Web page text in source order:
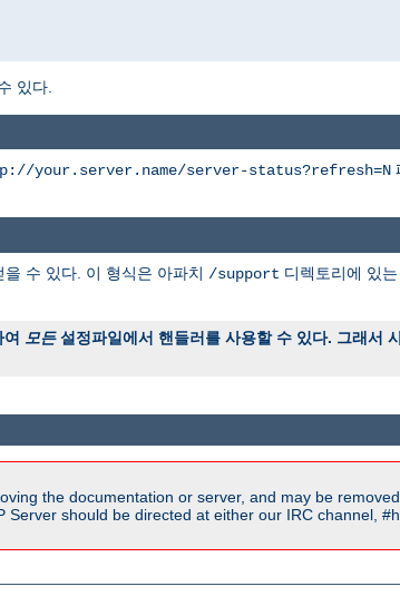
있다.
your.server.name/server-status?refresh=N
수 있다. 이 형식은 아파치 /support 디렉토리에 있는
모든설정파일에서 핸들러를 사용할 수 있다. 그래서
the documentation or server, and may be
should be directed at either our IRC channel,